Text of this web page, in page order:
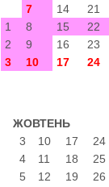
7 14 21
1 8 15 22
2 9 16 23
3 10 17 24
ЖОВТЕНЬ
3 10 17 24
4 11 18
25
5 12 19
26